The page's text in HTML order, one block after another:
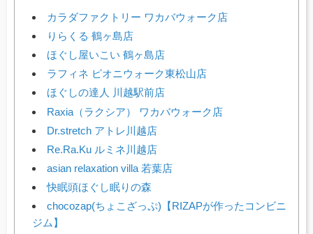
カラダファクトリー ワカバウォーク店
りらくる 鶴ヶ島店
ほぐし屋いこい 鶴ヶ島店
ラフィネ ピオニウォーク東松山店
ほぐしの達人 川越駅前店
Raxia（ラクシア） ワカバウォーク店
Dr.stretch アトレ川越店
Re.Ra.Ku ルミネ川越店
asian relaxation villa 若葉店
快眠頭ほぐし眠りの森
chocozap(ちょこざっぷ)【RIZAPが作ったコンビニ
ジム】